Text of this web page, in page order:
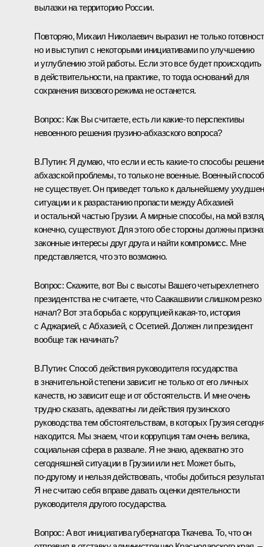
вылазки на территорию России.
Повторяю, Михаил Николаевич выразил не только
но и выступил с некоторыми инициативами по улучшению
и углублению этой работы. Если это все будет происходить
в действительности, на практике, то тогда оснований для
сохранения визового режима не останется.
Вопрос: Как Вы считаете, есть ли какие‑то перспективы
невоенного решения грузино-абхазского вопроса?
В.Путин: Я думаю, что если и есть какие‑то способы
абхазской проблемы, то только не военные. Военный способ
не существует. Он приведет только к дальнейшему
ситуации и к разрастанию пропасти между Абхазией
и остальной частью Грузии. А мирные способы, на мой
конечно, существуют. Для этого обе стороны должны
законные интересы друг друга и найти компромисс. Мне
представляется, что это возможно.
Вопрос: Скажите, вот Вы с высоты Вашего четырехлетнего
президентства не считаете, что Саакашвили слишком резко
начал? Вот эта борьба с коррупцией какая‑то, история
с Аджарией, с Абхазией, с Осетией. Должен ли президент
вообще так начинать?
В.Путин: Способ действия руководителя государства
в значительной степени зависит не только от его личных
качеств, но зависит еще и от обстоятельств. И мне очень
трудно сказать, адекватны ли действия грузинского
руководства тем обстоятельствам, в которых Грузия
находится. Мы знаем, что и коррупция там очень велика,
социальная сфера в развале. Я не знаю, адекватно это
сегодняшней ситуации в Грузии или нет. Может быть,
по‑другому и нельзя действовать, чтобы добиться
Я не считаю себя вправе давать оценки деятельности
руководителя другого государства.
Вопрос: А вот инициатива губернатора Ткачева. То, что он